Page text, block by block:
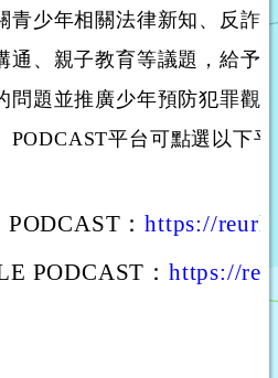
青少年相關法律新知、反詐
通、親子教育等議題，給予
問題並推廣少年預防犯罪觀
PODCAST平台可點選以下
PODCAST：https://
PODCAST：https://